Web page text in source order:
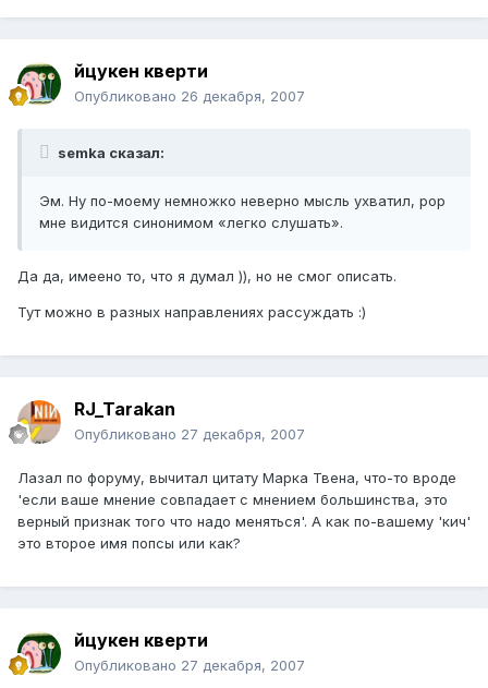
йцукен кверти
Опубликовано 26 декабря, 2007
semka сказал:
Эм. Ну по-моему немножко неверно мысль ухватил, pop
мне видится синонимом «легко слушать».
Да да, имеено то, что я думал )), но не смог описать.
Тут можно в разных направлениях рассуждать :)
RJ_Tarakan
Опубликовано 27 декабря, 2007
Лазал по форуму, вычитал цитату Марка Твена, что-то вроде
'если ваше мнение совпадает с мнением большинства, это
верный признак того что надо меняться'. А как по-вашему 'кич'
это второе имя попсы или как?
йцукен кверти
Опубликовано 27 декабря, 2007